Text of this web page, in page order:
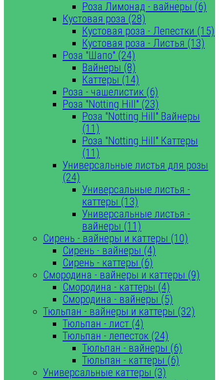
Роза Лимонад - вайнеры (6)
Кустовая роза (28)
Кустовая роза - Лепестки (15)
Кустовая роза - Листья (13)
Роза "Шапо" (24)
Вайнеры (8)
Каттеры (14)
Роза - чашелистик (6)
Роза "Notting Hill" (23)
Роза "Notting Hill" Вайнеры
(11)
Роза "Notting Hill" Каттеры
(11)
Универсальные листья для розы
(24)
Универсальные листья -
каттеры (13)
Универсальные листья -
вайнеры (11)
Сирень - вайнеры и каттеры (10)
Сирень - вайнеры (4)
Сирень - каттеры (6)
Смородина - вайнеры и каттеры (9)
Смородина - каттеры (4)
Смородина - вайнеры (5)
Тюльпан - вайнеры и каттеры (32)
Тюльпан - лист (4)
Тюльпан - лепесток (24)
Тюльпан - вайнеры (6)
Тюльпан - каттеры (6)
Универсальные каттеры (3)